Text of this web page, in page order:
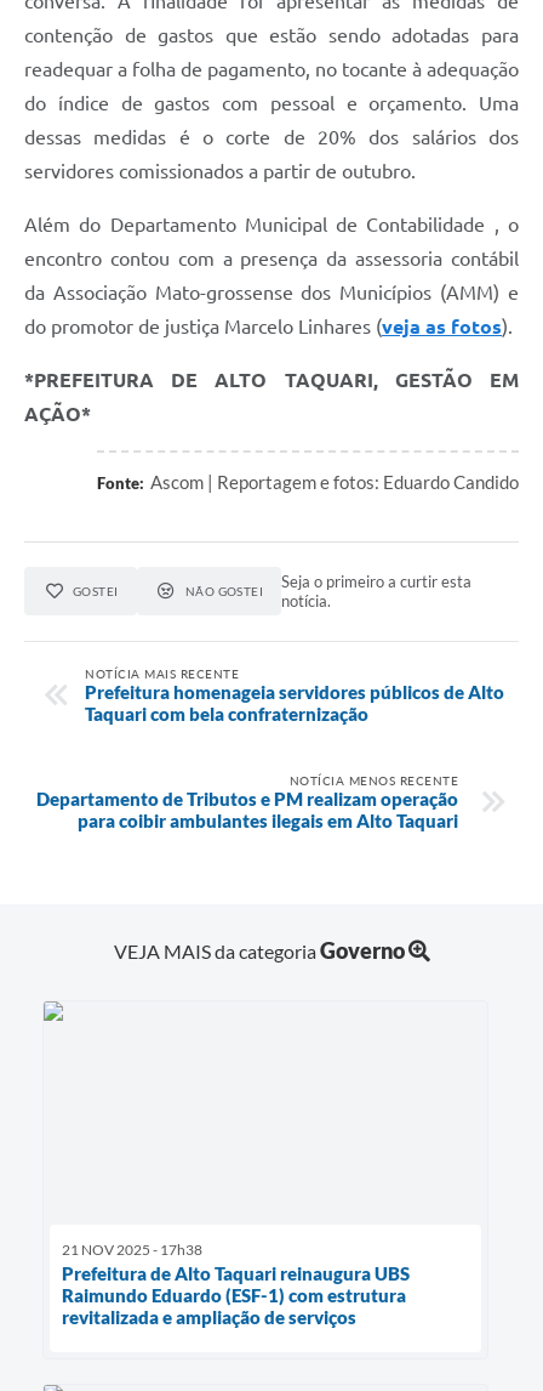
contenção de gastos que estão sendo adotadas para
readequar a folha de pagamento, no tocante à adequação
do índice de gastos com pessoal e orçamento. Uma
dessas medidas é o corte de 20% dos salários dos
servidores comissionados a partir de outubro.
Além do Departamento Municipal de Contabilidade , o
encontro contou com a presença da assessoria contábil
da Associação Mato-grossense dos Municípios (AMM) e
do promotor de justiça Marcelo Linhares (veja as fotos).
*PREFEITURA DE ALTO TAQUARI, GESTÃO EM
AÇÃO*
Fonte: Ascom | Reportagem e fotos: Eduardo Candido
GOSTEI NÃO GOSTEI
Seja o primeiro a curtir esta
notícia.
NOTÍCIA MAIS RECENTE
Prefeitura homenageia servidores públicos de Alto
Taquari com bela confraternização
NOTÍCIA MENOS RECENTE
Departamento de Tributos e PM realizam operação
para coibir ambulantes ilegais em Alto Taquari
VEJA MAIS da categoriaGoverno
21 NOV 2025 - 17h38
Prefeitura de Alto Taquari reinaugura UBS
Raimundo Eduardo (ESF-1) com estrutura
revitalizada e ampliação de serviços